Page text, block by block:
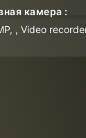
камера :
, Video